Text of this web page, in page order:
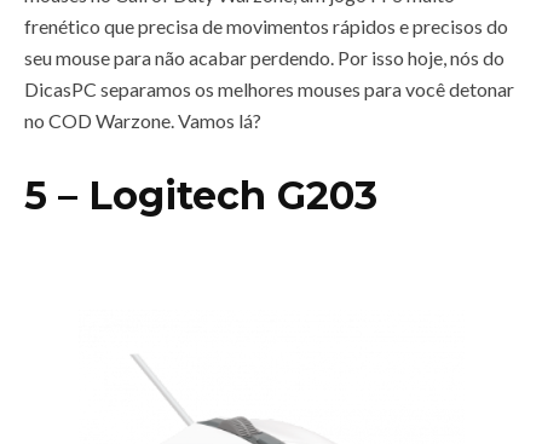
frenético que precisa de movimentos rápidos e precisos do
seu mouse para não acabar perdendo. Por isso hoje, nós do
DicasPC separamos os melhores mouses para você detonar
no COD Warzone. Vamos lá?
5 – Logitech G203